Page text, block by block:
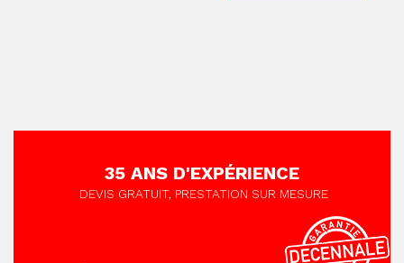
35 ANS D'EXPÉRIENCE
DEVIS GRATUIT, PRESTATION SUR MESURE